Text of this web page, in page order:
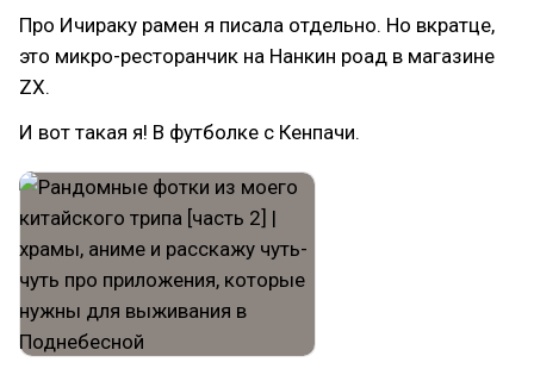
Про Ичираку рамен я писала отдельно. Но вкратце,
это микро-ресторанчик на Нанкин роад в магазине
ZX.
И вот такая я! В футболке с Кенпачи.